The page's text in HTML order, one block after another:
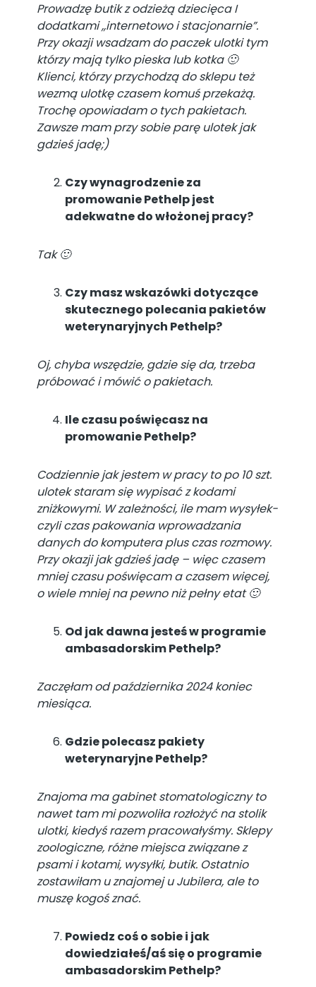
Prowadzę butik z odzieżą dziecięca I
dodatkami ,,internetowo i stacjonarnie”.
Przy okazji wsadzam do paczek ulotki tym
którzy mają tylko pieska lub kotka 🙂
Klienci, którzy przychodzą do sklepu też
wezmą ulotkę czasem komuś przekażą.
Trochę opowiadam o tych pakietach.
Zawsze mam przy sobie parę ulotek jak
gdzieś jadę;)
Czy wynagrodzenie za
promowanie Pethelp jest
adekwatne do włożonej pracy?
Tak 🙂
Czy masz wskazówki dotyczące
skutecznego polecania pakietów
weterynaryjnych Pethelp?
Oj, chyba wszędzie, gdzie się da, trzeba
próbować i mówić o pakietach.
Ile czasu poświęcasz na
promowanie Pethelp?
Codziennie jak jestem w pracy to po 10 szt.
ulotek staram się wypisać z kodami
zniżkowymi. W zależności, ile mam wysyłek-
czyli czas pakowania wprowadzania
danych do komputera plus czas rozmowy.
Przy okazji jak gdzieś jadę – więc czasem
mniej czasu poświęcam a czasem więcej,
o wiele mniej na pewno niż pełny etat 🙂
Od jak dawna jesteś w programie
ambasadorskim Pethelp?
Zaczęłam od października 2024 koniec
miesiąca.
Gdzie polecasz pakiety
weterynaryjne Pethelp?
Znajoma ma gabinet stomatologiczny to
nawet tam mi pozwoliła rozłożyć na stolik
ulotki, kiedyś razem pracowałyśmy. Sklepy
zoologiczne, różne miejsca związane z
psami i kotami, wysyłki, butik. Ostatnio
zostawiłam u znajomej u Jubilera, ale to
muszę kogoś znać.
Powiedz coś o sobie i jak
dowiedziałeś/aś się o programie
ambasadorskim Pethelp?